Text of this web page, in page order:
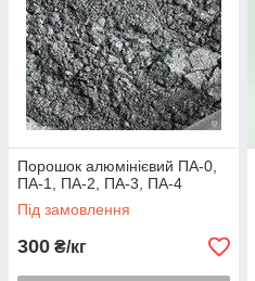
Порошок алюмінієвий ПА-0,
ПА-1, ПА-2, ПА-3, ПА-4
Під замовлення
300 ₴/кг